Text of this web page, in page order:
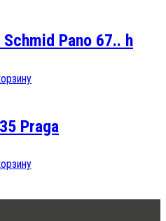
Pano 67.. h
Praga